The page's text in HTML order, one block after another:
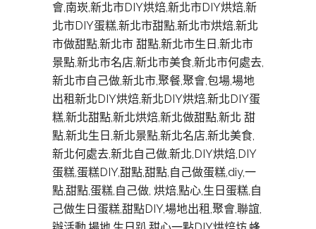
會,南崁,新北市DIY烘焙,新北市DIY烘焙,新
北市DIY蛋糕,新北市甜點,新北市烘焙,新北
市做甜點,新北市 甜點,新北市生日,新北市
景點,新北市名店,新北市美食,新北市何處去,
新北市自己做,新北市,聚餐,聚會,包場,場地
出租新北DIY烘焙,新北DIY烘焙,新北DIY蛋
糕,新北甜點,新北烘焙,新北做甜點,新北 甜
點,新北生日,新北景點,新北名店,新北美食,
新北何處去,新北自己做,新北,DIY烘焙,DIY
蛋糕,蛋糕DIY,甜點,甜點,自己做蛋糕,diy,一
點,甜點,蛋糕,自己做, 烘焙,點心,生日蛋糕,自
己做生日蛋糕,甜點DIY,場地出租,聚會,聯誼,